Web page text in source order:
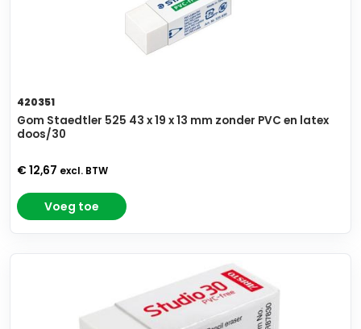
420351
Gom Staedtler 525 43 x 19 x 13 mm zonder PVC en latex
doos/30
€ 12,67 excl. BTW
Voeg toe